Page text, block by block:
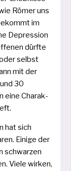
Römer uns
im
Depression
dürf­te
selbst
mit der
30
eine Charak­
hat sich
Einige der
schwar­zen
Viele wir­ken,